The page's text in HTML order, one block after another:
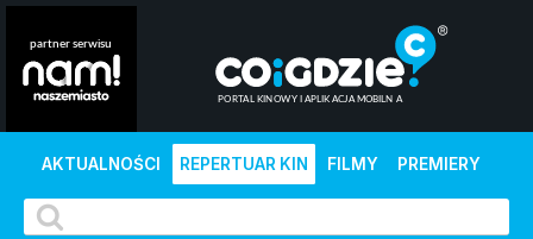
AKTUALNOŚCI REPERTUAR KIN FILMY PREMIERY